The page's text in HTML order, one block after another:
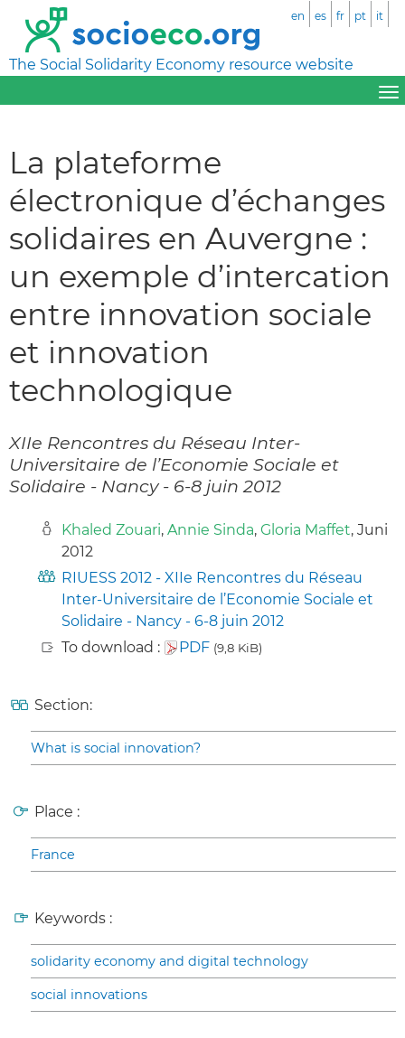
The Social Solidarity Economy resource website
en es fr pt it
La plateforme
électronique d’échanges
solidaires en Auvergne :
un exemple d’intercation
entre innovation sociale
et innovation
technologique
XIIe Rencontres du Réseau Inter-
Universitaire de l’Economie Sociale et
Solidaire - Nancy - 6-8 juin 2012
Khaled Zouari, Annie Sinda, Gloria Maffet, Juni
2012
RIUESS 2012 - XIIe Rencontres du Réseau
Inter-Universitaire de l’Economie Sociale et
Solidaire - Nancy - 6-8 juin 2012
To download :
PDF (9,8 KiB)
Section:
What is social innovation?
Place :
France
Keywords :
solidarity economy and digital technology
social innovations